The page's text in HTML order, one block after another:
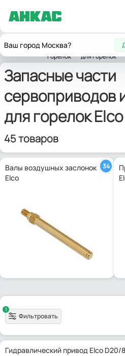
Ваш город Москва?
Главнаядля
горелок
для горелок
Запасные части
сервоприводов
для горелок Elco
45 товаров
Валы воздушных заслонок
Elco
34
1
Фильтровать
Гидравлический привод Elco